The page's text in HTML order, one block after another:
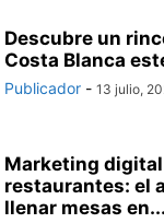
Descubre un
Costa Blanca
Publicador - 13 julio,
Marketing digital
restaurantes: el
llenar mesas en...